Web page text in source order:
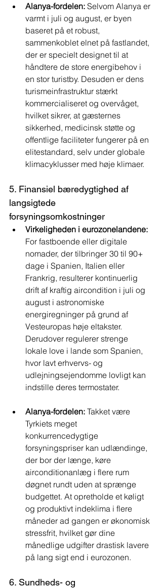
Alanya-fordelen: Selvom Alanya er
varmt i juli og august, er byen
baseret på et robust,
sammenkoblet elnet på fastlandet,
der er specielt designet til at
håndtere de store energibehov i
en stor turistby. Desuden er dens
turismeinfrastruktur stærkt
kommercialiseret og overvåget,
hvilket sikrer, at gæsternes
sikkerhed, medicinsk støtte og
offentlige faciliteter fungerer på en
elitestandard, selv under globale
klimacyklusser med høje klimaer.
5. Finansiel bæredygtighed af
langsigtede
forsyningsomkostninger
Virkeligheden i eurozonelandene:
For fastboende eller digitale
nomader, der tilbringer 30 til 90+
dage i Spanien, Italien eller
Frankrig, resulterer kontinuerlig
drift af kraftig aircondition i juli og
august i astronomiske
energiregninger på grund af
Vesteuropas høje eltakster.
Derudover regulerer strenge
lokale love i lande som Spanien,
hvor lavt erhvervs- og
udlejningsejendomme lovligt kan
indstille deres termostater.
Alanya-fordelen: Takket være
Tyrkiets meget
konkurrencedygtige
forsyningspriser kan udlændinge,
der bor der længe, køre
airconditionanlæg i flere rum
døgnet rundt uden at sprænge
budgettet. At opretholde et køligt
og produktivt indeklima i flere
måneder ad gangen er økonomisk
stressfrit, hvilket gør dine
månedlige udgifter drastisk lavere
på lang sigt end i eurozonen.
6. Sundheds- og